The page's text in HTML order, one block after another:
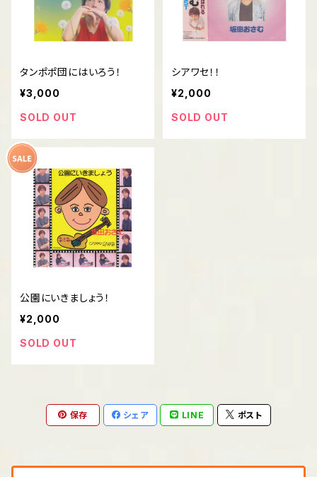
タンポポ団にはいろう！
¥3,000
SOLD OUT
シアワセ！！
¥2,000
SOLD OUT
公園にいきましょう！
¥2,000
SOLD OUT
保存 シェア LINE ポスト